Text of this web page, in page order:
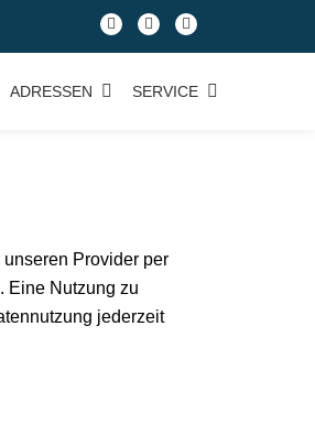
fa-
facebook
fa-
facebook
fa-
google-
plus-
ADRESSEN SERVICE
Provider per
Eine Nutzung zu
jederzeit